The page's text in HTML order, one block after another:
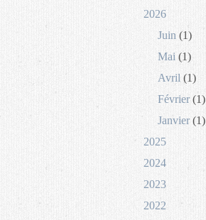
2026
Juin (1)
Mai (1)
Avril (1)
Février(1)
Janvier (1)
2025
2024
2023
2022